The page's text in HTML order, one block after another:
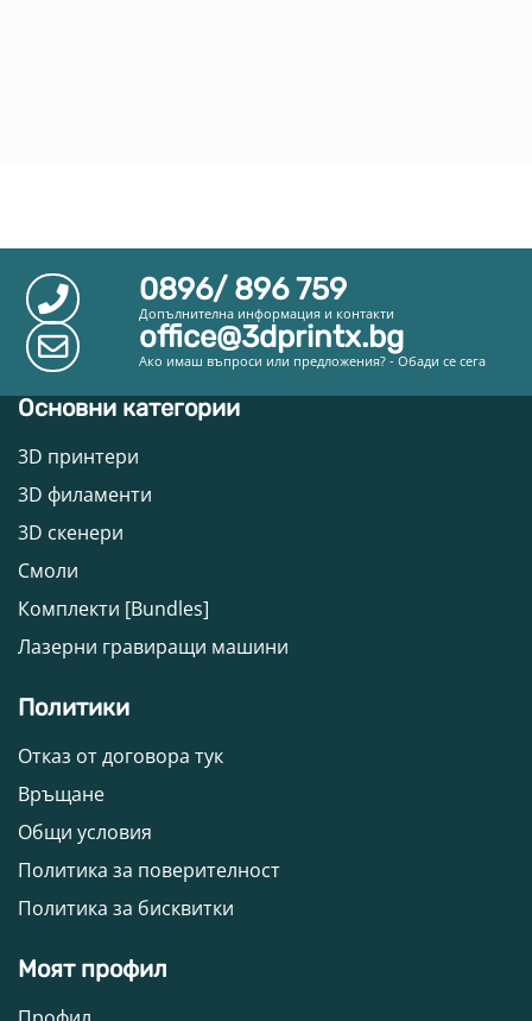
0896/ 896 759
Допълнителна информация и контакти
office@3dprintx.bg
Ако имаш въпроси или предложения? - Обади се сега
Основни категории
3D принтери
3D филаменти
3D скенери
Смоли
Комплекти [Bundles]
Лазерни гравиращи машини
Политики
Отказ от договора тук
Връщане
Общи условия
Политика за поверителност
Политика за бисквитки
Моят профил